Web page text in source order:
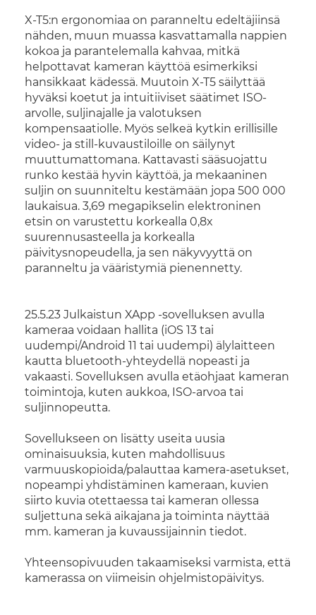
X-T5:n ergonomiaa on paranneltu edeltäjiinsä
nähden, muun muassa kasvattamalla nappien
kokoa ja parantelemalla kahvaa, mitkä
helpottavat kameran käyttöä esimerkiksi
hansikkaat kädessä. Muutoin X-T5 säilyttää
hyväksi koetut ja intuitiiviset säätimet ISO-
arvolle, suljinajalle ja valotuksen
kompensaatiolle. Myös selkeä kytkin erillisille
video- ja still-kuvaustiloille on säilynyt
muuttumattomana. Kattavasti sääsuojattu
runko kestää hyvin käyttöä, ja mekaaninen
suljin on suunniteltu kestämään jopa 500 000
laukaisua. 3,69 megapikselin elektroninen
etsin on varustettu korkealla 0,8x
suurennusasteella ja korkealla
päivitysnopeudella, ja sen näkyvyyttä on
paranneltu ja vääristymiä pienennetty.
25.5.23 Julkaistun XApp -sovelluksen avulla
kameraa voidaan hallita (iOS 13 tai
uudempi/Android 11 tai uudempi) älylaitteen
kautta bluetooth-yhteydellä nopeasti ja
vakaasti. Sovelluksen avulla etäohjaat kameran
toimintoja, kuten aukkoa, ISO-arvoa tai
suljinnopeutta.
Sovellukseen on lisätty useita uusia
ominaisuuksia, kuten mahdollisuus
varmuuskopioida/palauttaa kamera-asetukset,
nopeampi yhdistäminen kameraan, kuvien
siirto kuvia otettaessa tai kameran ollessa
suljettuna sekä aikajana ja toiminta näyttää
mm. kameran ja kuvaussijainnin tiedot.
Yhteensopivuuden takaamiseksi varmista, että
kamerassa on viimeisin ohjelmistopäivitys.